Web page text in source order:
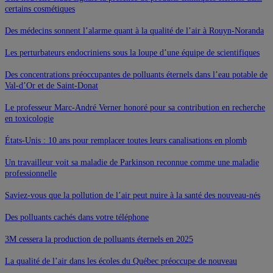
certains cosmétiques
Des médecins sonnent l’alarme quant à la qualité de l’air à Rouyn-Noranda
Les perturbateurs endocriniens sous la loupe d’une équipe de scientifiques
Des concentrations préoccupantes de polluants éternels dans l’eau potable de
Val-d’Or et de Saint-Donat
Le professeur Marc-André Verner honoré pour sa contribution en recherche
en toxicologie
États-Unis : 10 ans pour remplacer toutes leurs canalisations en plomb
Un travailleur voit sa maladie de Parkinson reconnue comme une maladie
professionnelle
Saviez-vous que la pollution de l’air peut nuire à la santé des nouveau-nés
Des polluants cachés dans votre téléphone
3M cessera la production de polluants éternels en 2025
La qualité de l’air dans les écoles du Québec préoccupe de nouveau